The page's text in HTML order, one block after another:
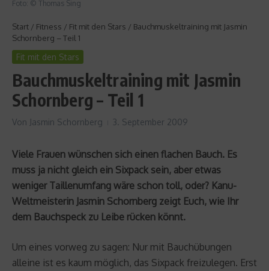
Foto: © Thomas Sing
Start / Fitness / Fit mit den Stars / Bauchmuskeltraining mit Jasmin
Schornberg – Teil 1
Fit mit den Stars
Bauchmuskeltraining mit Jasmin
Schornberg – Teil 1
Von Jasmin Schornberg 3. September 2009
Viele Frauen wünschen sich einen flachen Bauch. Es
muss ja nicht gleich ein Sixpack sein, aber etwas
weniger Taillenumfang wäre schon toll, oder? Kanu-
Weltmeisterin Jasmin Schornberg zeigt Euch, wie Ihr
dem Bauchspeck zu Leibe rücken könnt.
Um eines vorweg zu sagen: Nur mit Bauchübungen
alleine ist es kaum möglich, das Sixpack freizulegen. Erst